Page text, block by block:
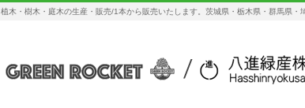
植木・樹木・庭木の生産・販売/1本から販売いたします。茨城県・栃木県・群馬県・